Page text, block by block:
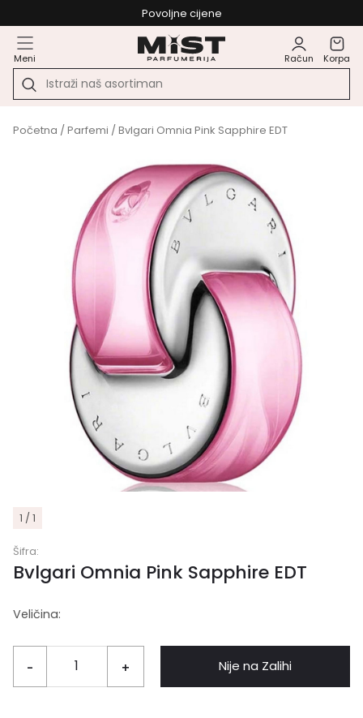
Povoljne cijene
Meni Račun Korpa
Početna /Parfemi / Bvlgari Omnia Pink Sapphire EDT
1 / 1
Šifra:
Bvlgari Omnia Pink Sapphire EDT
Veličina:
- + Nije na Zalihi